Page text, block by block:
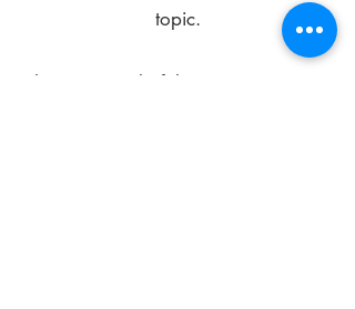
topic.
The main goal of these meetings is to